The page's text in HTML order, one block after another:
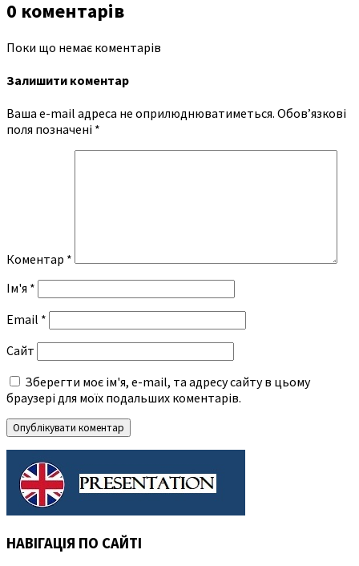
0 коментарів
Поки що немає коментарів
Залишити коментар
Ваша e-mail адреса не оприлюднюватиметься. Обов’язкові
поля позначені *
Коментар *
Ім'я *
Email *
Сайт
Зберегти моє ім'я, e-mail, та адресу сайту в цьому
браузері для моїх подальших коментарів.
НАВІГАЦІЯ ПО САЙТІ